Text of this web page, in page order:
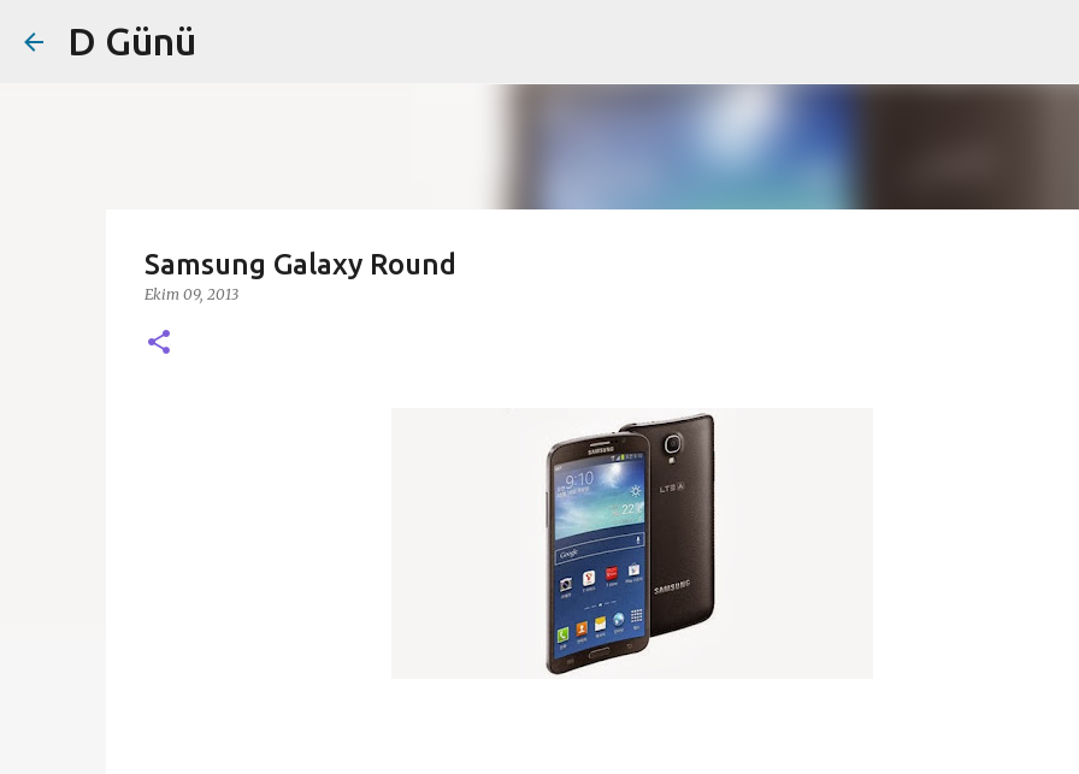
D Günü
Samsung Galaxy Round
Ekim 09, 2013